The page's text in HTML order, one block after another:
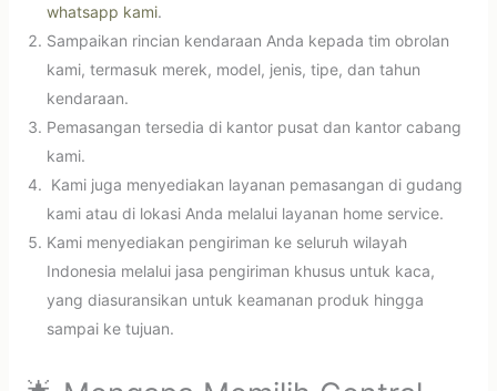
whatsapp kami.
Sampaikan rincian kendaraan Anda kepada tim obrolan
kami, termasuk merek, model, jenis, tipe, dan tahun
kendaraan.
Pemasangan tersedia di kantor pusat dan kantor cabang
kami.
Kami juga menyediakan layanan pemasangan di gudang
kami atau di lokasi Anda melalui layanan home service.
Kami menyediakan pengiriman ke seluruh wilayah
Indonesia melalui jasa pengiriman khusus untuk kaca,
yang diasuransikan untuk keamanan produk hingga
sampai ke tujuan.